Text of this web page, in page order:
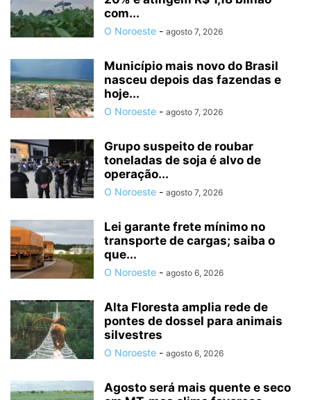
com...
O Noroeste - agosto 7, 2026
Município mais novo do Brasil
nasceu depois das fazendas e
hoje...
O Noroeste - agosto 7, 2026
Grupo suspeito de roubar
toneladas de soja é alvo de
operação...
O Noroeste - agosto 7, 2026
Lei garante frete mínimo no
transporte de cargas; saiba o
que...
O Noroeste - agosto 6, 2026
Alta Floresta amplia rede de
pontes de dossel para animais
silvestres
O Noroeste - agosto 6, 2026
Agosto será mais quente e seco